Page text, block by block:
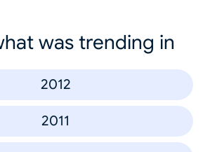
was trending in
2012
2011